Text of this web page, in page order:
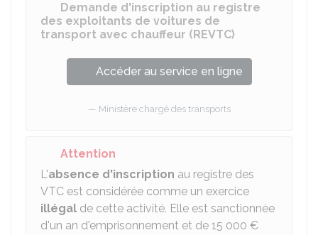
Demande d'inscription au registre
des exploitants de voitures de
transport avec chauffeur (REVTC)
Accéder au service en ligne
Ministère chargé des transports
Attention
L'absence d'inscription au registre des
VTC est considérée comme un exercice
illégal de cette activité. Elle est sanctionnée
d'un an d'emprisonnement et de 15 000 €